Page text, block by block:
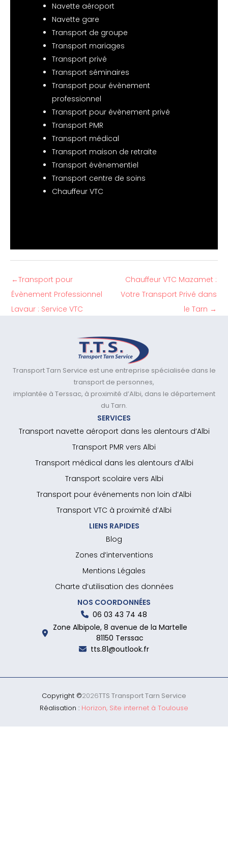
Navette aéroport
Navette gare
Transport de groupe
Transport mariages
Transport privé
Transport séminaires
Transport pour évènement
professionnel
Transport pour évènement privé
Transport PMR
Transport médical
Transport maison de retraite
Transport évènementiel
Transport centre de soins
Chauffeur VTC
←Transport pour
Évènement Professionnel
Lavaur : Service VTC
Chauffeur VTC Mazamet :
Votre Transport Privé dans
le Tarn →
Transport Tarn Service est une entreprise spécialisée dans le
transport de personnes,
implantée à Terssac, à proximité d’Albi, dans le département
du Tarn.
SERVICES
Transport navette aéroport dans les alentours d’Albi
Transport PMR vers Albi
Transport médical dans les alentours d’Albi
Transport scolaire vers Albi
Transport pour événements non loin d’Albi
Transport VTC à proximité d’Albi
LIENS RAPIDES
Blog
Zones d’interventions
Mentions Légales
Charte d’utilisation des données
NOS COORDONNÉES
06 03 43 74 48
Zone Albipole, 8 avenue de la Martelle
81150 Terssac
tts.81@outlook.fr
Copyright ©2026TTS Transport Tarn Service
Réalisation : Horizon, Site internet à Toulouse